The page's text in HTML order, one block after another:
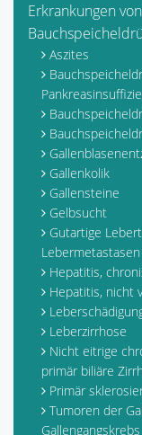
Erkrankungen
Aszites
Gallenkolik
Gallensteine
Gelbsucht
Gutartige
Lebermetastasen
Hepatitis,
Hepatitis, nicht
Leberzirrhose
Nicht eitrige
primär biliäre
Primär
Tumoren der